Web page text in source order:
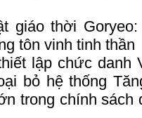
giáo thời
tôn vinh tinh thần
lập chức danh
bỏ hệ thống
trong chính sách